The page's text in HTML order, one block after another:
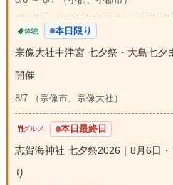
体験 本日限り
宗像大社中津宮 七夕祭・大島七夕
開催
8/7 （宗像市、宗像大社）
グルメ 本日最終日
志賀海神社 七夕祭2026｜8月6日
り